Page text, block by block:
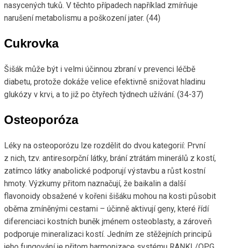
nasycených tuků. V těchto případech například zmírňuje
narušení metabolismu a poškození jater. (44)
Cukrovka
Šišák může být i velmi účinnou zbraní v prevenci léčbě
diabetu, protože dokáže velice efektivně snižovat hladinu
glukózy v krvi, a to již po čtyřech týdnech užívání. (34-37)
Osteoporóza
Léky na osteoporózu lze rozdělit do dvou kategorií: První
z nich, tzv. antiresorpční látky, brání ztrátám minerálů z kostí,
zatímco látky anabolické podporují výstavbu a růst kostní
hmoty. Výzkumy přitom naznačují, že baikalin a další
flavonoidy obsažené v kořeni šišáku mohou na kosti působit
oběma zmíněnými cestami – účinně aktivují geny, které řídí
diferenciaci kostních buněk jménem osteoblasty, a zároveň
podporuje mineralizaci kostí. Jedním ze stěžejních principů